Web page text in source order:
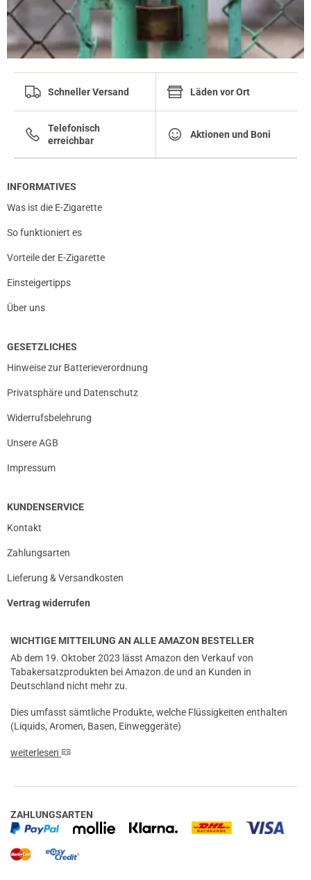
Schneller Versand Läden vor Ort
Telefonisch
erreichbar
Aktionen und Boni
INFORMATIVES
Was ist die E-Zigarette
So funktioniert es
Vorteile der E-Zigarette
Einsteigertipps
Über uns
GESETZLICHES
Hinweise zur Batterieverordnung
Privatsphäre und Datenschutz
Widerrufsbelehrung
Unsere AGB
Impressum
KUNDENSERVICE
Kontakt
Zahlungsarten
Lieferung & Versandkosten
Vertrag widerrufen
WICHTIGE MITTEILUNG AN ALLE AMAZON BESTELLER
Ab dem 19. Oktober 2023 lässt Amazon den Verkauf von
Tabakersatzprodukten bei Amazon.de und an Kunden in
Deutschland nicht mehr zu.
Dies umfasst sämtliche Produkte, welche Flüssigkeiten enthalten
(Liquids, Aromen, Basen, Einweggeräte)
weiterlesen
ZAHLUNGSARTEN